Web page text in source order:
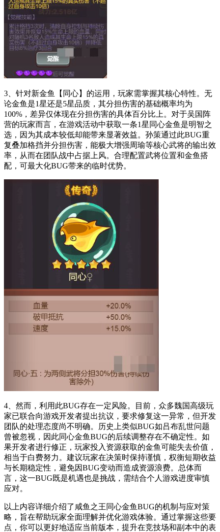
3、针对新金鱼【同心】的运用，玩家需掌握其核心特性。无
论金鱼是1星还是5星品质，其分担伤害的基础概率均为
100%，差异仅体现在分担伤害的具体百分比上。对于吴国阵
营的玩家而言，在游戏活动中获取一条1星同心金鱼是明智之
选，因为其成本较低却能带来显著效益。孙策通过此BUG重
复叠加格挡并分担伤害，能极大增强周瑜等核心武将的输出效
率，从而在团队战中占据上风。合理配置武将位置和金鱼搭
配，可最大化BUG带来的临时优势。
4、然而，利用此BUG存在一定风险。目前，众多魏国高级玩
家已联合向游戏开发者提出抗议，要求修复这一异常，但开发
团队的处理态度尚不明确。历史上类似BUG如吕布乱世问题
曾被忽视，因此同心金鱼BUG的后续调整存在不确定性。如
果开发者进行修正，玩家投入资源获取的金鱼可能失去价值，
相当于白费努力。建议玩家在决策时保持谨慎，权衡短期收益
与长期稳定性，避免因BUG变动而造成资源浪费。总体而
言，这一BUG既是机遇也是挑战，需结合个人游戏进度审慎
应对。
以上内容详细介绍了咸鱼之王同心金鱼BUG的机制与应对策
略，旨在帮助玩家全面理解并优化游戏体验。通过掌握这些要
点，你可以更好地适应当前版本，提升在竞技场和副本中的表